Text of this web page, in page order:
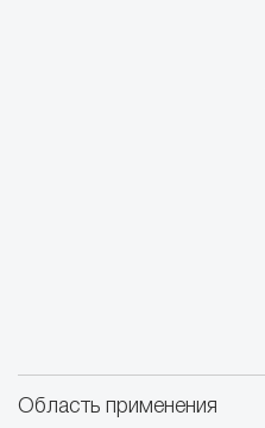
Область применения